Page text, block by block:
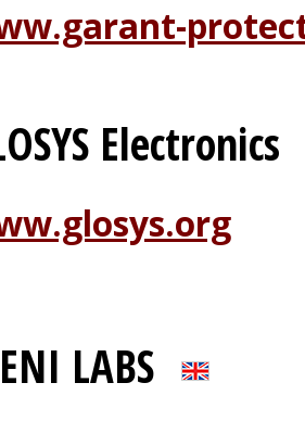
Electronics
LABS